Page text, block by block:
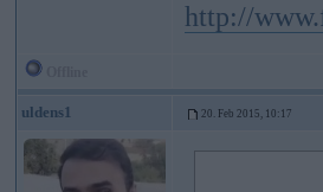
http://
uldens1 20. Feb 2015, 10:17